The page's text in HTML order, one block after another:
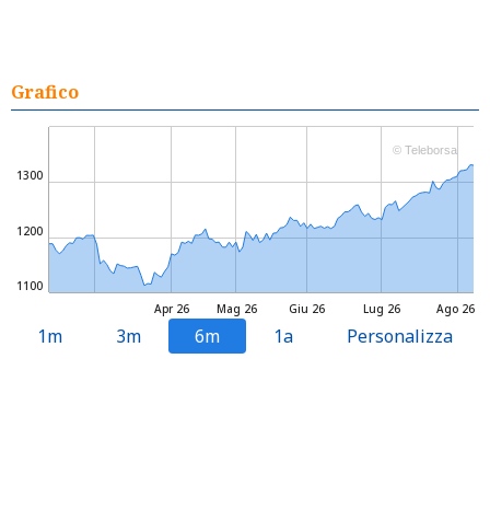
Grafico
Mag 26 Lug 26
Apr 26 Giu 26 Ago 26
1100
1200
1300
© Teleborsa
1m 3m 6m 1a Personalizza